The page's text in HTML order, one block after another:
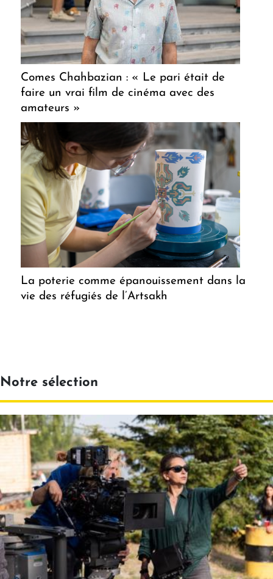
Comes Chahbazian : « Le pari était de
faire un vrai film de cinéma avec des
amateurs »
La poterie comme épanouissement dans la
vie des réfugiés de l’Artsakh
Notre sélection